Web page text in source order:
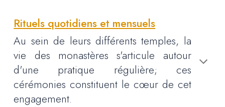
Rituels quotidiens et mensuels
Au sein de leurs différents temples, la
vie des monastères s'articule autour
d'une pratique régulière; ces
cérémonies constituent le cœur de cet
engagement.